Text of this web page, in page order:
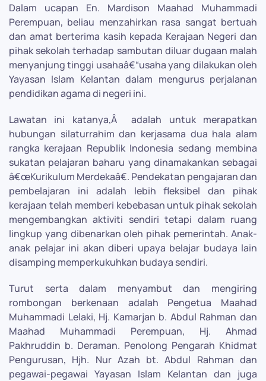
Dalam ucapan En. Mardison Maahad Muhammadi
Perempuan, beliau menzahirkan rasa sangat bertuah
dan amat berterima kasih kepada Kerajaan Negeri dan
pihak sekolah terhadap sambutan diluar dugaan malah
menyanjung tinggi usahaâ€“usaha yang dilakukan oleh
Yayasan Islam Kelantan dalam mengurus perjalanan
pendidikan agama di negeri ini.
Lawatan ini katanya,Â adalah untuk merapatkan
hubungan silaturrahim dan kerjasama dua hala alam
rangka kerajaan Republik Indonesia sedang membina
sukatan pelajaran baharu yang dinamakankan sebagai
â€œKurikulum Merdekaâ€. Pendekatan pengajaran dan
pembelajaran ini adalah lebih fleksibel dan pihak
kerajaan telah memberi kebebasan untuk pihak sekolah
mengembangkan aktiviti sendiri tetapi dalam ruang
lingkup yang dibenarkan oleh pihak pemerintah. Anak-
anak pelajar ini akan diberi upaya belajar budaya lain
disamping memperkukuhkan budaya sendiri.
Turut serta dalam menyambut dan mengiring
rombongan berkenaan adalah Pengetua Maahad
Muhammadi Lelaki, Hj. Kamarjan b. Abdul Rahman dan
Maahad Muhammadi Perempuan, Hj. Ahmad
Pakhruddin b. Deraman. Penolong Pengarah Khidmat
Pengurusan, Hjh. Nur Azah bt. Abdul Rahman dan
pegawai-pegawai Yayasan Islam Kelantan dan juga